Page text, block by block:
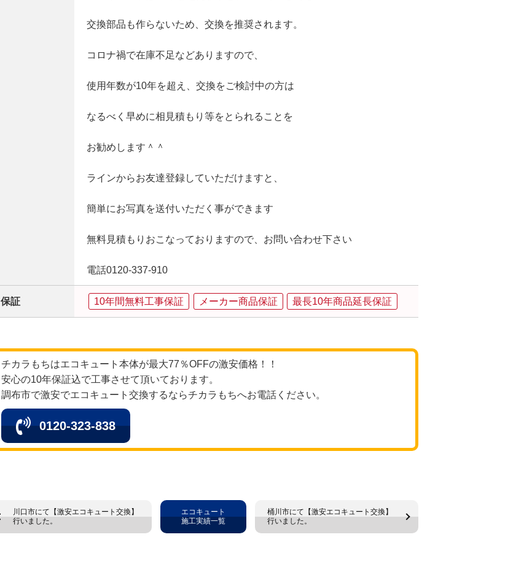
交換部品も作らないため、交換を推奨されます。
コロナ禍で在庫不足などありますので、
使用年数が10年を超え、交換をご検討中の方は
なるべく早めに相見積もり等をとられることを
お勧めします＾＾
ラインからお友達登録していただけますと、
簡単にお写真を送付いただく事ができます
無料見積もりおこなっておりますので、お問い合わせ下さい
電話0120-337-910
保証 10年間無料工事保証 メーカー商品保証 最長10年商品延長保証
チカラもちはエコキュート本体が最大77％OFFの激安価格！！
安心の10年保証込で工事させて頂いております。
調布市で激安でエコキュート交換するならチカラもちへお電話ください。
0120-323-838
川口市にて【激安エコキュート交換】
行いました。
桶川市にて【激安エコキュート交換】
行いました。
エコキュート
施工実績一覧